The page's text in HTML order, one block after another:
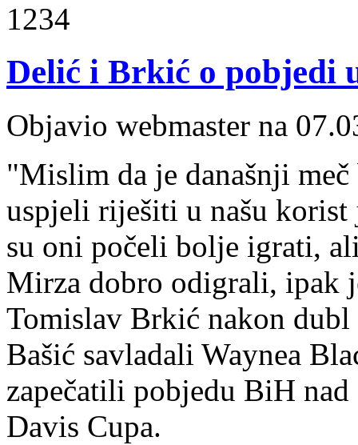
1234
Delić i Brkić o pobjedi
Objavio webmaster na
"Mislim da je današnji
uspjeli riješiti u našu korist
su oni počeli bolje igrati,
Mirza dobro odigrali, ipak
Tomislav Brkić nakon
Bašić savladali Waynea
zapečatili pobjedu BiH
Davis Cupa.